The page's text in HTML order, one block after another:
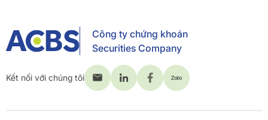
Công ty chứng khoán
Securities Company
Kết nối với chúng tôi